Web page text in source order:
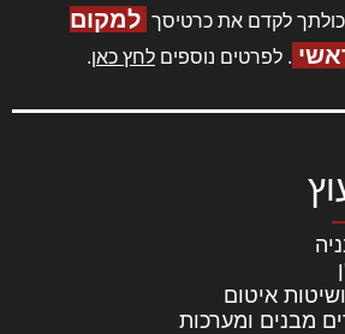
לקדם את כרטיסך למקום
. לפרטים נוספים לחץ כאן.
איטום
מבנים ומערכות